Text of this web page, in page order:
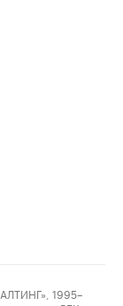
1995–